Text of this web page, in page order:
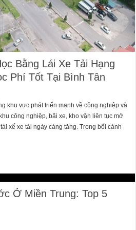
Bằng Lái Xe Tải Hạng
Phí Tốt Tại Bình Tân
khu vực phát triển mạnh về công nghiệp và
công nghiệp, bãi xe, kho vận liên tục mở
xế xe tải ngày càng tăng. Trong bối cảnh
Ở Miền Trung: Top 5